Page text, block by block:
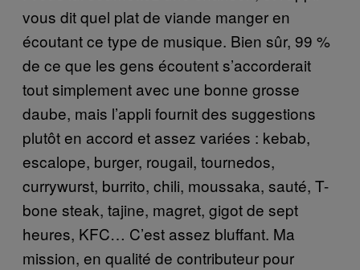
vous dit quel plat de viande manger en
écoutant ce type de musique. Bien sûr, 99 %
de ce que les gens écoutent s’accorderait
tout simplement avec une bonne grosse
daube, mais l’appli fournit des suggestions
plutôt en accord et assez variées : kebab,
escalope, burger, rougail, tournedos,
currywurst, burrito, chili, moussaka, sauté, T-
bone steak, tajine, magret, gigot de sept
heures, KFC… C’est assez bluffant. Ma
mission, en qualité de contributeur pour